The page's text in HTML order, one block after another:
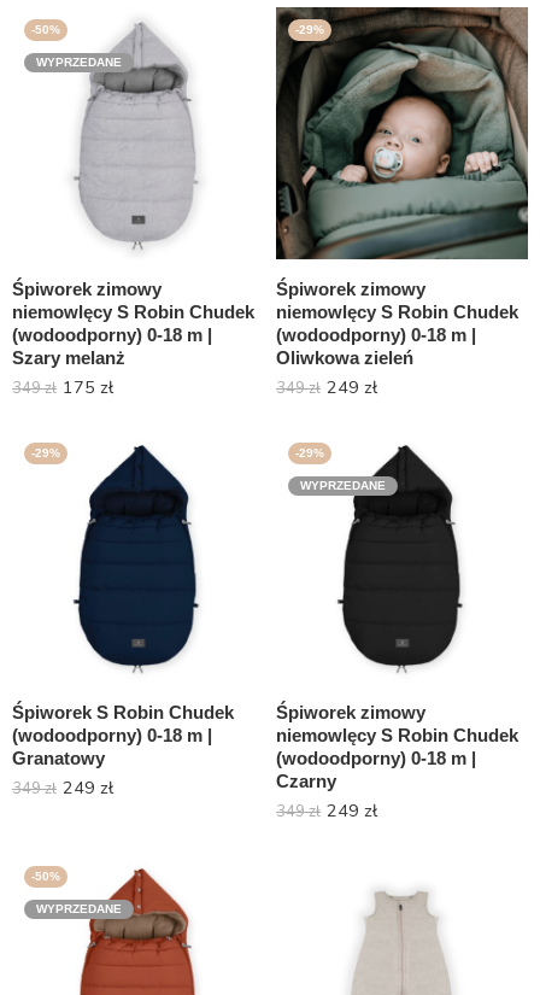
-50%
WYPRZEDANE
Śpiworek zimowy
niemowlęcy S Robin Chudek
(wodoodporny) 0-18 m |
Szary melanż
349zł 175 zł
-29%
Śpiworek zimowy
niemowlęcy S Robin Chudek
(wodoodporny) 0-18 m |
Oliwkowa zieleń
349zł 249 zł
-29%
Śpiworek S Robin Chudek
(wodoodporny) 0-18 m |
Granatowy
349zł 249 zł
-29%
WYPRZEDANE
Śpiworek zimowy
niemowlęcy S Robin Chudek
(wodoodporny) 0-18 m |
Czarny
349zł 249 zł
-50%
WYPRZEDANE